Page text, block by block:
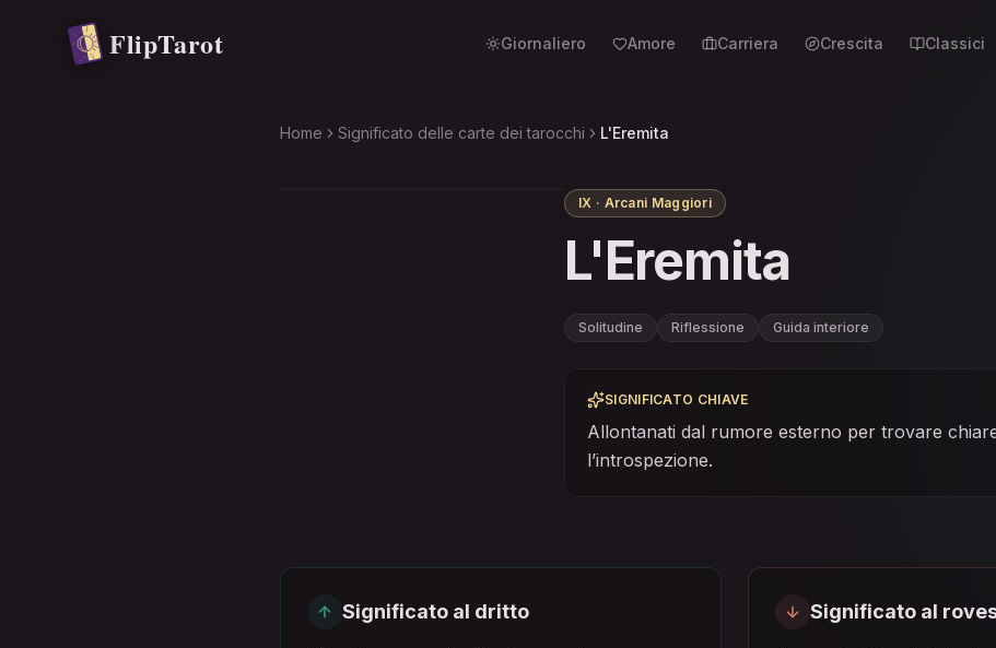
FlipTarot Giornaliero Amore Carriera Crescita Classici
Home Significato delle carte dei tarocchi L'Eremita
IX · Arcani Maggiori
L'Eremita
Solitudine Riflessione Guida interiore
SIGNIFICATO CHIAVE
Allontanati dal rumore esterno per trovare
l’introspezione.
Significato al dritto Significato al